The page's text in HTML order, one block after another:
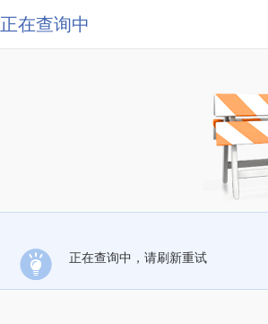
正在查询中
正在查询中，请刷新重试